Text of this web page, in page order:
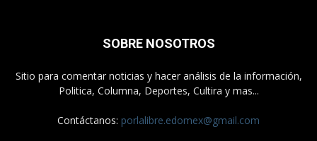
SOBRE NOSOTROS
Sitio para comentar noticias y hacer análisis de la información,
Politica, Columna, Deportes, Cultira y mas...
Contáctanos: porlalibre.edomex@gmail.com